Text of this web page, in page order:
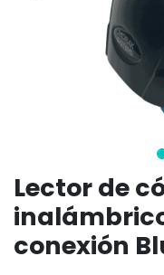
Lector de
conexión